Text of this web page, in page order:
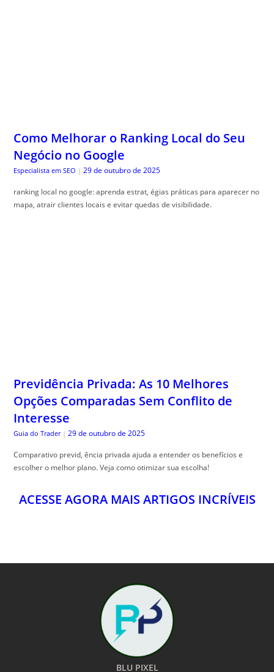
Como Melhorar o Ranking Local do Seu
Negócio no Google
Especialista em SEO | 29 de outubro de 2025
ranking local no google: aprenda estrat, égias práticas para aparecer no
mapa, atrair clientes locais e evitar quedas de visibilidade.
Previdência Privada: As 10 Melhores
Opções Comparadas Sem Conflito de
Interesse
Guia do Trader | 29 de outubro de 2025
Comparativo previd, ência privada ajuda a entender os benefícios e
escolher o melhor plano. Veja como otimizar sua escolha!
ACESSE AGORA MAIS ARTIGOS INCRÍVEIS
BLU PIXEL